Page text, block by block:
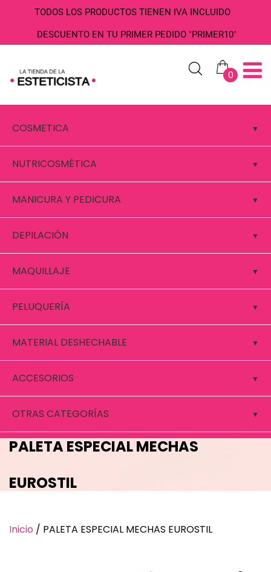
TODOS LOS PRODUCTOS TIENEN IVA INCLUIDO
DESCUENTO EN TU PRIMER PEDIDO "PRIMER10"
0
COSMETICA
NUTRICOSMÉTICA
MANICURA Y PEDICURA
DEPILACIÓN
MAQUILLAJE
PELUQUERÍA
MATERIAL DESHECHABLE
ACCESORIOS
OTRAS CATEGORÍAS
PALETA ESPECIAL MECHAS
EUROSTIL
Inicio / PALETA ESPECIAL MECHAS EUROSTIL